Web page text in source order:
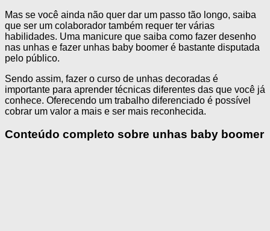
Mas se você ainda não quer dar um passo tão longo, saiba
que ser um colaborador também requer ter várias
habilidades. Uma manicure que saiba como fazer desenho
nas unhas e fazer unhas baby boomer é bastante disputada
pelo público.
Sendo assim, fazer o curso de unhas decoradas é
importante para aprender técnicas diferentes das que você já
conhece. Oferecendo um trabalho diferenciado é possível
cobrar um valor a mais e ser mais reconhecida.
Conteúdo completo sobre unhas baby boomer